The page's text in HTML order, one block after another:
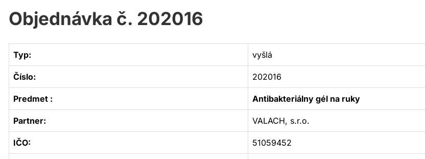
Objednávka č. 202016
Typ: vyšlá
Číslo: 202016
Predmet : Antibakteriálny gél na ruky
Partner: VALACH, s.r.o.
IČO: 51059452